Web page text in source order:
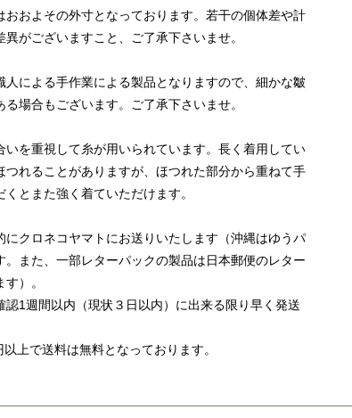
おおよその外寸となっております。若干の個体差や計
異がございますこと、ご了承下さいませ。
人による手作業による製品となりますので、細かな皺
る場合もございます。ご了承下さいませ。
いを重視して糸が用いられています。長く着用してい
つれることがありますが、ほつれた部分から重ねて手
とまた強く着ていただけます。
にクロネコヤマトにお送りいたします（沖縄はゆうパ
。また、一部レターパックの製品は日本郵便のレター
）。
認1週間以内（現状３日以内）に出来る限り早く発送
上で送料は無料となっております。